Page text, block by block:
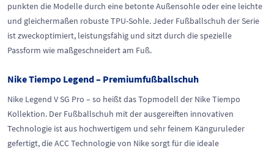
punkten die Modelle durch eine betonte Außensohle oder eine leichte
und gleichermaßen robuste TPU-Sohle. Jeder Fußballschuh der Serie
ist zweckoptimiert, leistungsfähig und sitzt durch die spezielle
Passform wie maßgeschneidert am Fuß.
Nike Tiempo Legend – Premiumfußballschuh
Nike Legend V SG Pro – so heißt das Topmodell der Nike Tiempo
Kollektion. Der Fußballschuh mit der ausgereiften innovativen
Technologie ist aus hochwertigem und sehr feinem Känguruleder
gefertigt, die ACC Technologie von Nike sorgt für die ideale